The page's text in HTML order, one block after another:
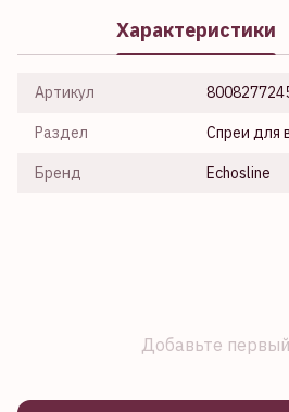
Характеристики
Артикул
Раздел Спреи для
Бренд Echosline
Добавьте